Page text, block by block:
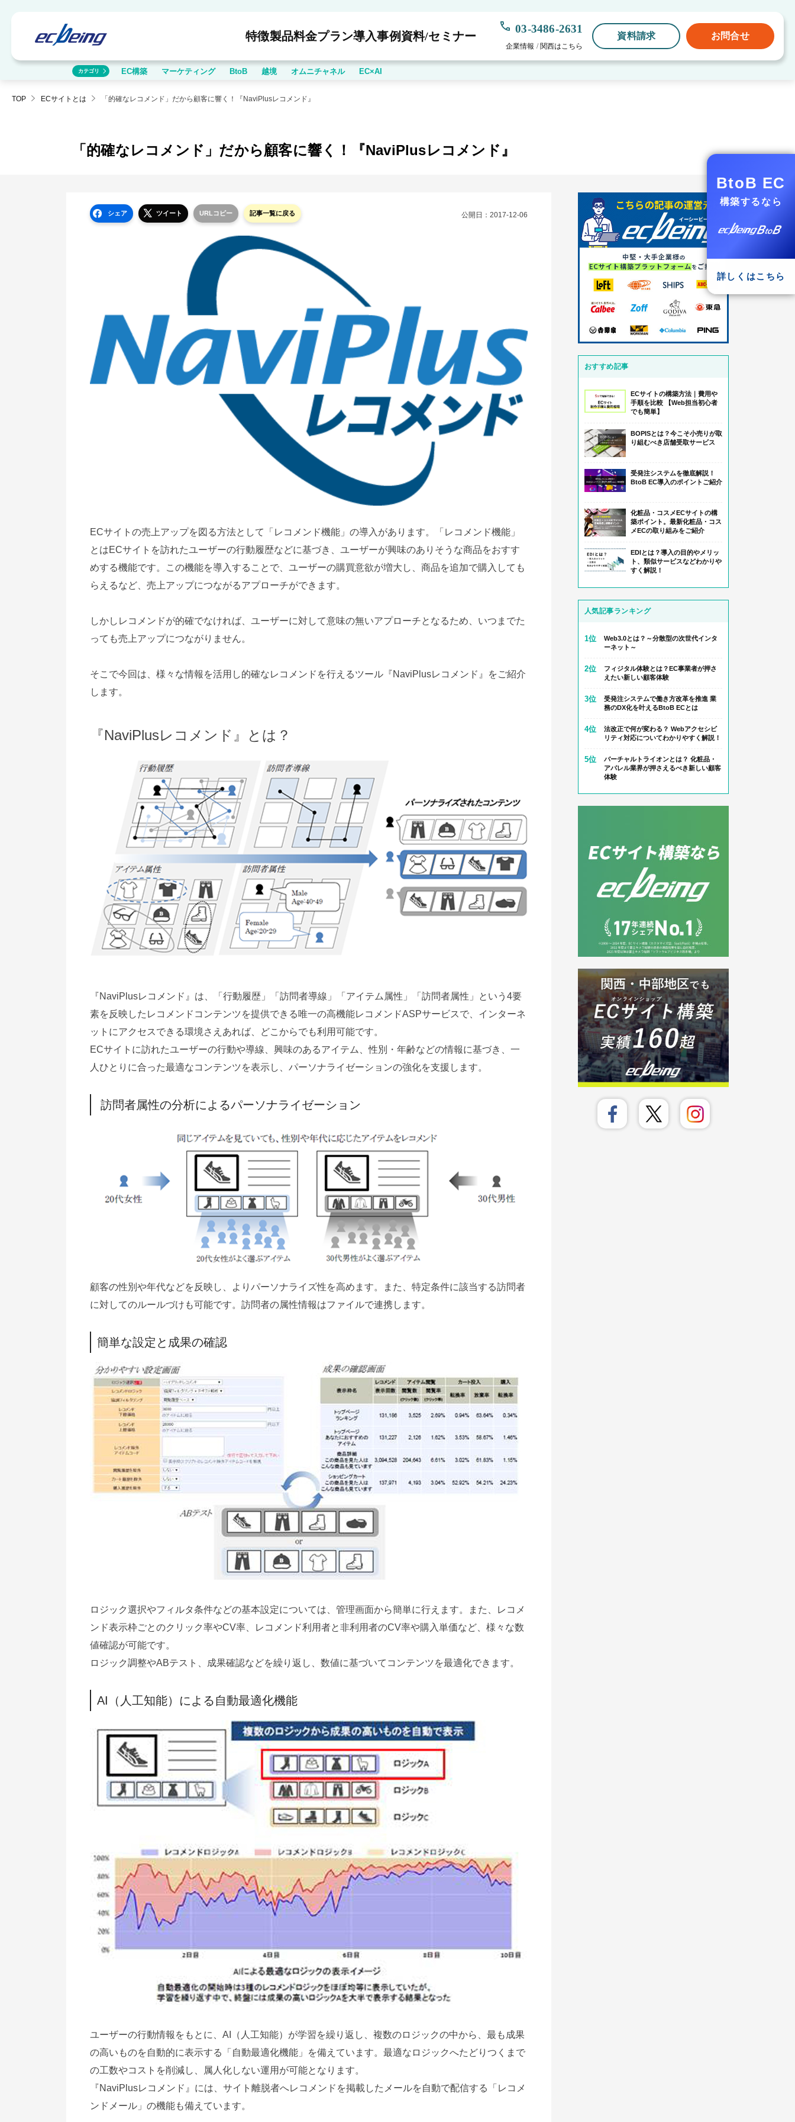
特徴製品料金プラン導入事例資料/セミナー
03-3486-2631
企業情報 / 関西はこちら
資料請求 お問合せ
BtoB EC
構築するなら
詳しくはこちら
TOP ECサイトとは 「的確なレコメンド」だから顧客に響く！『NaviPlusレコメンド』
「的確なレコメンド」だから顧客に響く！『NaviPlusレコメンド』
シェア ツイート URLコピー 記事一覧に戻る 公開日： 2017-12-06
ECサイトの売上アップを図る方法として「レコメンド機能」の導入があります。「レコメンド機能」
とはECサイトを訪れたユーザーの行動履歴などに基づき、ユーザーが興味のありそうな商品をおすす
めする機能です。この機能を導入することで、ユーザーの購買意欲が増大し、商品を追加で購入しても
らえるなど、売上アップにつながるアプローチができます。
しかしレコメンドが的確でなければ、ユーザーに対して意味の無いアプローチとなるため、いつまでた
っても売上アップにつながりません。
そこで今回は、様々な情報を活用し的確なレコメンドを行えるツール『NaviPlusレコメンド』をご紹介
します。
『NaviPlusレコメンド』とは？
『NaviPlusレコメンド』は、「行動履歴」「訪問者導線」「アイテム属性」「訪問者属性」という4要
素を反映したレコメンドコンテンツを提供できる唯一の高機能レコメンドASPサービスで、インターネ
ットにアクセスできる環境さえあれば、どこからでも利用可能です。
ECサイトに訪れたユーザーの行動や導線、興味のあるアイテム、性別・年齢などの情報に基づき、一
人ひとりに合った最適なコンテンツを表示し、パーソナライゼーションの強化を支援します。
訪問者属性の分析によるパーソナライゼーション
顧客の性別や年代などを反映し、よりパーソナライズ性を高めます。また、特定条件に該当する訪問者
に対してのルールづけも可能です。訪問者の属性情報はファイルで連携します。
簡単な設定と成果の確認
ロジック選択やフィルタ条件などの基本設定については、管理画面から簡単に行えます。また、レコメ
ンド表示枠ごとのクリック率やCV率、レコメンド利用者と非利用者のCV率や購入単価など、様々な数
値確認が可能です。
ロジック調整やABテスト、成果確認などを繰り返し、数値に基づいてコンテンツを最適化できます。
AI（人工知能）による自動最適化機能
ユーザーの行動情報をもとに、AI（人工知能）が学習を繰り返し、複数のロジックの中から、最も成果
の高いものを自動的に表示する「自動最適化機能」を備えています。最適なロジックへたどりつくまで
の工数やコストを削減し、属人化しない運用が可能となります。
『NaviPlusレコメンド』には、サイト離脱者へレコメンドを掲載したメールを自動で配信する「レコメ
ンドメール」の機能も備えています。
カテゴリ EC構築 マーケティング BtoB 越境 オムニチャネル EC×AI
おすすめ記事
ECサイトの構築方法｜費用や
手順を比較 【Web担当初心者
でも簡単】
BOPISとは？今こそ小売りが取
り組むべき店舗受取サービス
受発注システムを徹底解説！
BtoB EC導入のポイントご紹介
化粧品・コスメECサイトの構
築ポイント。最新化粧品・コス
メECの取り組みをご紹介
EDIとは？導入の目的やメリッ
ト、類似サービスなどわかりや
すく解説！
人気記事ランキング
1位
Web3.0とは？～分散型の次世代インタ
ーネット～
2位
フィジタル体験とは？EC事業者が押さ
えたい新しい顧客体験
3位
受発注システムで働き方改革を推進 業
務のDX化を叶えるBtoB ECとは
4位
法改正で何が変わる？ Webアクセシビ
リティ対応についてわかりやすく解説！
5位
バーチャルトライオンとは？ 化粧品・
アパレル業界が押さえるべき新しい顧客
体験